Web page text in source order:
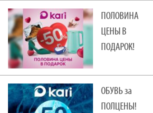
ПОЛОВИНА
ЦЕНЫ В
ПОДАРОК!
ОБУВЬ за
ПОЛЦЕНЫ!